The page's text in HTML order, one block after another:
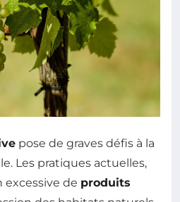
pose de graves défis à la
Les pratiques actuelles,
excessive de produits